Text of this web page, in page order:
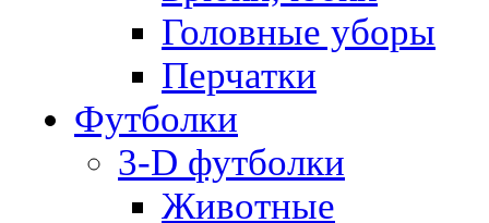
Головные уборы
Перчатки
Футболки
3-D футболки
Животные